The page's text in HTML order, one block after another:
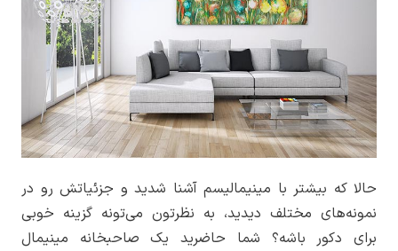
حالا که بیشتر با مینیمالیسم آشنا شدید و جزئیاتش رو در
نمونه‌های مختلف دیدید، به نظرتون می‌تونه گزینه خوبی
برای دکور باشه؟ شما حاضرید یک صاحبخانه مینیمال